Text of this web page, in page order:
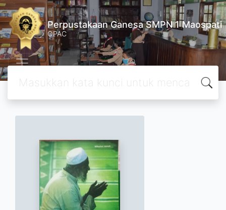
Perpustakaan Ganesa SMPN 1 Maospati
OPAC